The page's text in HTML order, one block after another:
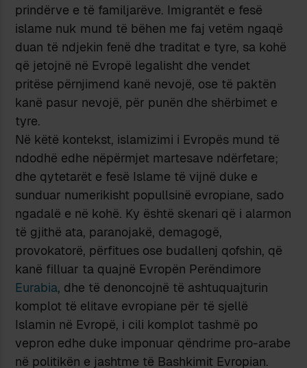
prindërve e të familjarëve. Imigrantët e fesë
islame nuk mund të bëhen me faj vetëm ngaqë
duan të ndjekin fenë dhe traditat e tyre, sa kohë
që jetojnë në Evropë legalisht dhe vendet
pritëse përnjimend kanë nevojë, ose të paktën
kanë pasur nevojë, për punën dhe shërbimet e
tyre.
Në këtë kontekst, islamizimi i Evropës mund të
ndodhë edhe nëpërmjet martesave ndërfetare;
dhe qytetarët e fesë Islame të vijnë duke e
sunduar numerikisht popullsinë evropiane, sado
ngadalë e në kohë. Ky është skenari që i alarmon
të gjithë ata, paranojakë, demagogë,
provokatorë, përfitues ose budallenj qofshin, që
kanë filluar ta quajnë Evropën Perëndimore
Eurabia, dhe të denoncojnë të ashtuquajturin
komplot të elitave evropiane për të sjellë
Islamin në Evropë, i cili komplot tashmë po
vepron edhe duke imponuar qëndrime pro-arabe
në politikën e jashtme të Bashkimit Evropian.